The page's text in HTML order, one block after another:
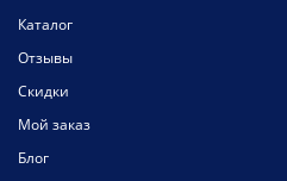
Каталог
Отзывы
Скидки
Мой заказ
Блог